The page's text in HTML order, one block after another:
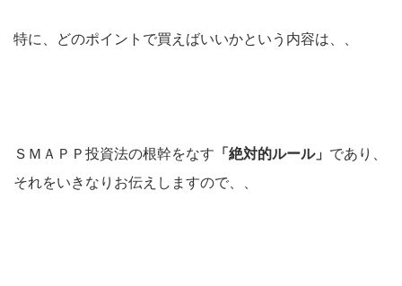
特に、どのポイントで買えばいいかという内容は、、
ＳＭＡＰＰ投資法の根幹をなす 「絶対的ルール」 であり、
それをいきなりお伝えしますので、、